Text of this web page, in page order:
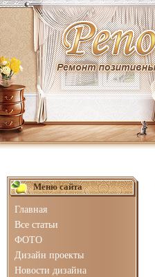
Меню сайта
Главная
Все статьи
ФОТО
Дизайн проекты
Новости дизайна